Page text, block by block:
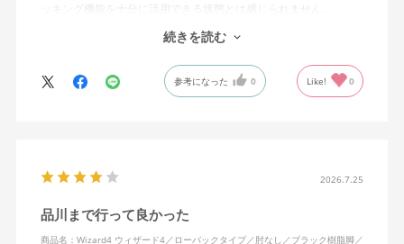
ッキング機能を十分に活用できる状態とは感じられません。
私は勤務先で約11年間、同シリーズのWizard2を使用していま
す。Wizard2にもロッキング強度調整機能が備わっており、最弱に
設定した場合は、通常どおり体重を預けることで背もたれは可動
含めれば私より体重の軽い利用者は数多くいると思われるため、
あれば、ロッキング機能としてどのような使用感を想定している
のか疑問に感じています。
続きを読む
参考になった 0 Like! 0
2026.7.25
品川まで行って良かった
商品名：Wizard4 ウィザード4／ローバックタイプ／肘なし／ブラック樹脂脚／